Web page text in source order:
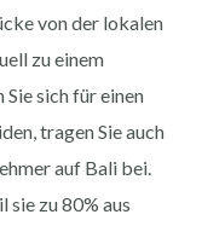
von der lokalen
zu einem
sich für einen
tragen Sie auch
auf Bali bei.
sie zu 80% aus